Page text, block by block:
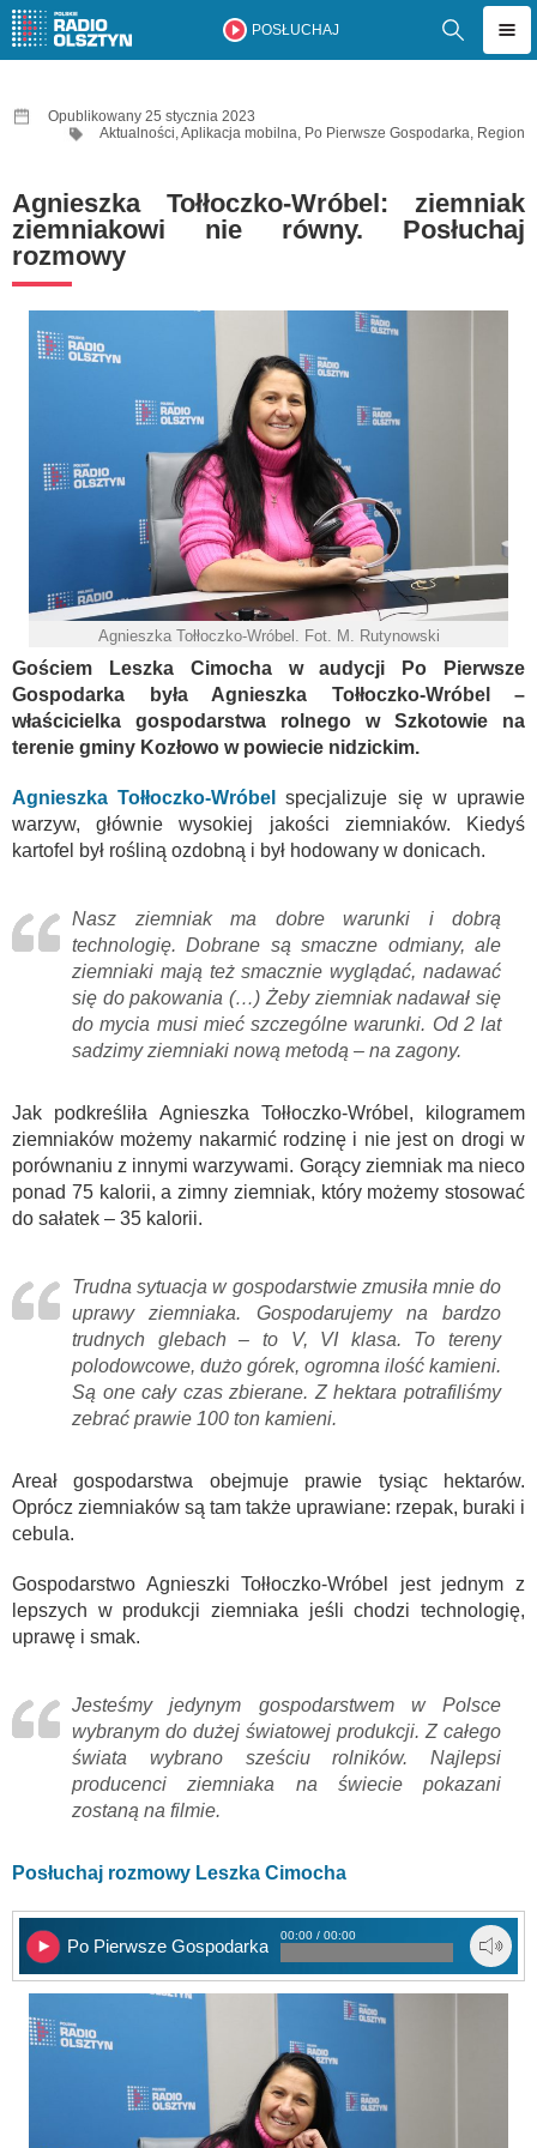
POSŁUCHAJ
Opublikowany 25 stycznia 2023
Aktualności,Aplikacja mobilna, Po Pierwsze Gospodarka, Region
Agnieszka Tołłoczko-Wróbel: ziemniak
ziemniakowi nie równy. Posłuchaj
rozmowy
Agnieszka Tołłoczko-Wróbel. Fot. M. Rutynowski
Gościem Leszka Cimocha w audycji Po Pierwsze
Gospodarka była Agnieszka Tołłoczko-Wróbel –
właścicielka gospodarstwa rolnego w Szkotowie na
terenie gminy Kozłowo w powiecie nidzickim.
Agnieszka Tołłoczko-Wróbel
specjalizuje się w uprawie
warzyw, głównie wysokiej jakości ziemniaków. Kiedyś
kartofel był rośliną ozdobną i był hodowany w donicach.
Nasz ziemniak ma dobre warunki i dobrą
technologię. Dobrane są smaczne odmiany, ale
ziemniaki mają też smacznie wyglądać, nadawać
się do pakowania (…) Żeby ziemniak nadawał się
do mycia musi mieć szczególne warunki. Od 2 lat
sadzimy ziemniaki nową metodą – na zagony.
Jak podkreśliła Agnieszka Tołłoczko-Wróbel, kilogramem
ziemniaków możemy nakarmić rodzinę i nie jest on drogi w
porównaniu z innymi warzywami. Gorący ziemniak ma nieco
ponad 75 kalorii, a zimny ziemniak, który możemy stosować
do sałatek – 35 kalorii.
Trudna sytuacja w gospodarstwie zmusiła mnie do
uprawy ziemniaka. Gospodarujemy na bardzo
trudnych glebach – to V, VI klasa. To tereny
polodowcowe, dużo górek, ogromna ilość kamieni.
Są one cały czas zbierane. Z hektara potrafiliśmy
zebrać prawie 100 ton kamieni.
Areał gospodarstwa obejmuje prawie tysiąc hektarów.
Oprócz ziemniaków są tam także uprawiane: rzepak, buraki i
cebula.
Gospodarstwo Agnieszki Tołłoczko-Wróbel jest jednym z
lepszych w produkcji ziemniaka jeśli chodzi technologię,
uprawę i smak.
Jesteśmy jedynym gospodarstwem w Polsce
wybranym do dużej światowej produkcji. Z całego
świata wybrano sześciu rolników. Najlepsi
producenci ziemniaka na świecie pokazani
zostaną na filmie.
Posłuchaj rozmowy Leszka Cimocha
Po Pierwsze Gospodarka
00:00 / 00:00